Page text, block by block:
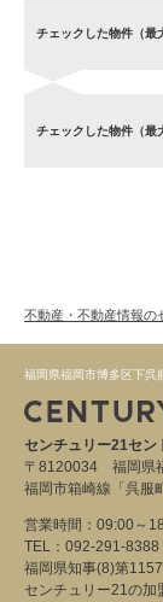
チェックした物件（最
チェックした物件（最
不動産・不動産情報の
福岡県福岡市博多区下呉
センチュリー21セン
〒8120034 福岡県
福岡市箱崎線「呉服
営業時間：09:00～
TEL：092-291-
福岡県知事(8)第
センチュリー21の加